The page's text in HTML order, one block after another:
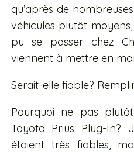
qu’après de
véhicules plutôt
pu se passer chez
viennent à mettre en
Serait-elle fiable?
Pourquoi ne pas
Toyota Prius Plug-In?
étaient très fiables,